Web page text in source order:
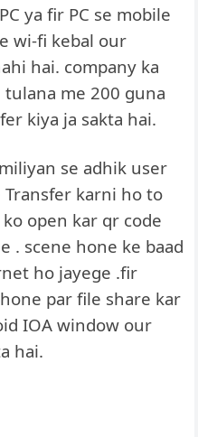
ya fir PC se mobile
wi-fi kebal our
hai. company ka
me 200 guna
kiya ja sakta hai.
se adhik user
Transfer karni ho to
open kar qr code
. scene hone ke baad
ho jayege .fir
par file share kar
IOA window our
hai.